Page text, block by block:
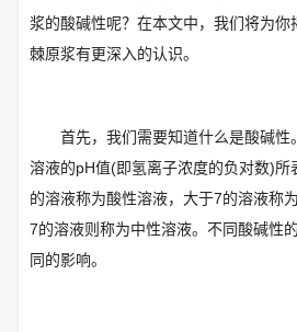
浆的酸碱性呢？在本文中，我们将为你
棘原浆有更深入的认识。
首先，我们需要知道什么是酸碱性
溶液的pH值(即氢离子浓度的负对数)所
的溶液称为酸性溶液，大于7的溶液称
7的溶液则称为中性溶液。不同酸碱性
同的影响。